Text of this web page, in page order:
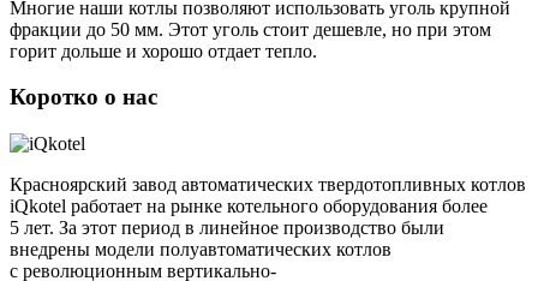
Многие наши котлы позволяют использовать уголь крупной
фракции до 50 мм. Этот уголь стоит дешевле, но при этом
горит дольше и хорошо отдает тепло.
Коротко о нас
Красноярский завод автоматических твердотопливных котлов
iQkotel работает на рынке котельного оборудования более
5 лет. За этот период в линейное производство были
внедрены модели полуавтоматических котлов
с революционным вертикально-